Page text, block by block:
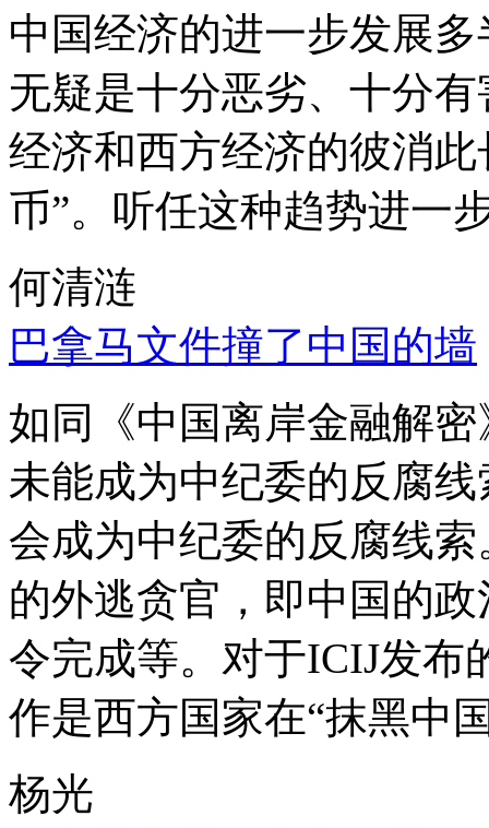
中国经济的进一步发展
无疑是十分恶劣、十分
经济和西方经济的彼消
币”。听任这种趋势进一
何清涟
巴拿马文件撞了中国的墙
如同《中国离岸金融解
未能成为中纪委的反腐
会成为中纪委的反腐线
的外逃贪官，即中国的
令完成等。对于ICIJ发布
作是西方国家在“抹黑中
杨光